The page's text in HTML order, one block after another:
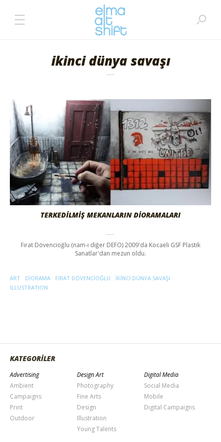
ikinci dünya savaşı
TERKEDILMIŞ MEKANLARIN DIORAMALARI
Fırat Dövencioğlu (nam-ı diğer DEFO) 2009'da Kocaeli GSF Plastik
Sanatlar'dan mezun oldu.
ART DIORAMA FIRAT DÖVENCIOĞLU
IKINCI DÜNYA SAVAŞI
ILLUSTRATION
KATEGORİLER
Advertising
Ambient
Campaigns
Print
Outdoor
Design Art
Photography
Fine Arts
Design
Illustration
Young Talents
Digital Media
Social Media
Mobile
Digital Campaigns